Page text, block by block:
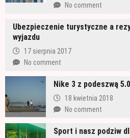
No comment
Ubezpieczenie turystyczne a
wyjazdu
17 sierpnia 2017
No comment
Nike 3 z podeszwą 5.0
18 kwietnia 2018
No comment
Sport i nasz podziw